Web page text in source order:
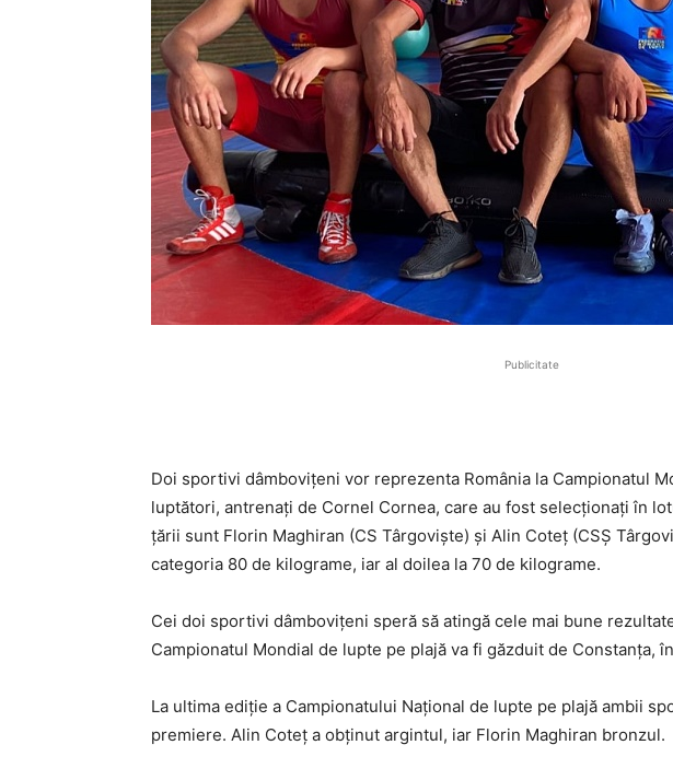
Publicitate
Doi sportivi dâmbovițeni vor reprezenta România la Campionatul
luptători, antrenați de Cornel Cornea, care au fost selecționați în
țării sunt Florin Maghiran (CS Târgoviște) și Alin Coteț (CSȘ
categoria 80 de kilograme, iar al doilea la 70 de kilograme.
Cei doi sportivi dâmbovițeni speră să atingă cele mai bune
Campionatul Mondial de lupte pe plajă va fi găzduit de Constanța,
La ultima ediție a Campionatului Național de lupte pe plajă ambii
premiere. Alin Coteț a obținut argintul, iar Florin Maghiran bronzul.